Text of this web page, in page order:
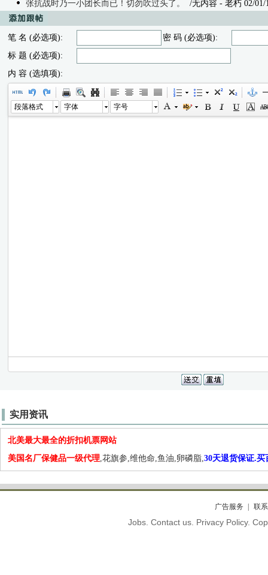
张抗战时乃一小团长而已！切勿吹过头了。 /无内容 - 老朽 02/01/
笔 名 (必选项):
密 码 (必选项):
标 题 (必选项):
内 容 (选填项):
段落格式 字体 字号
实用资讯
北美最大最全的折扣机票网站
美国名厂保健品一级代理,花旗参,维他命,鱼油,卵磷脂,30天退货保证.买
广告服务 联
Jobs. Contact us. Privacy Policy.